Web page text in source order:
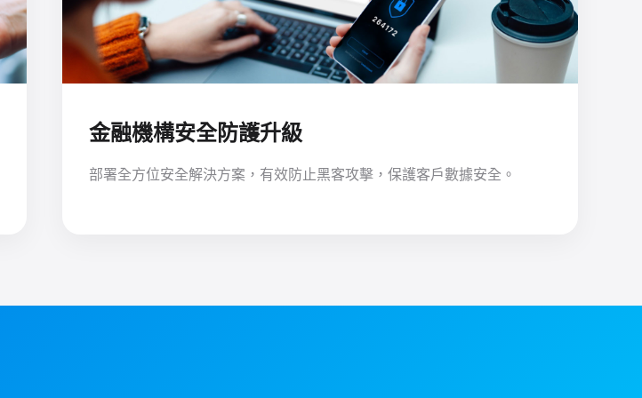
金融機構安全防護升級
部署全方位安全解決方案，有效防止黑客攻擊，保護客戶數據安全。